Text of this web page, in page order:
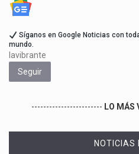
Síganos en Google Noticias con
mundo.
lavibrante
Seguir
------------------------ LO MÁS
NOTICIAS